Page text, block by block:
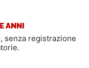
ANNI
senza registrazione